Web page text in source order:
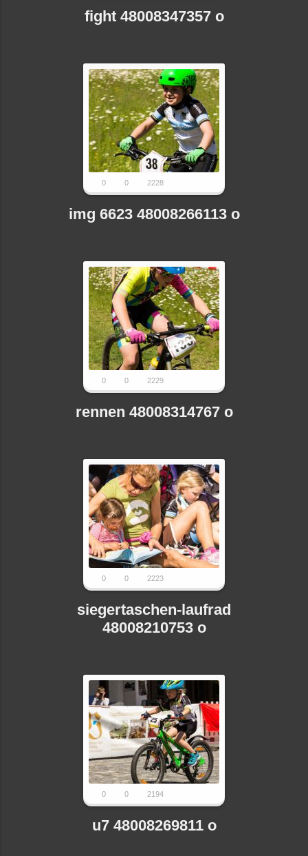
fight 48008347357 o
0 0 2228
img 6623 48008266113 o
0 0 2229
rennen 48008314767 o
0 0 2223
siegertaschen-laufrad
48008210753 o
0 0 2194
u7 48008269811 o